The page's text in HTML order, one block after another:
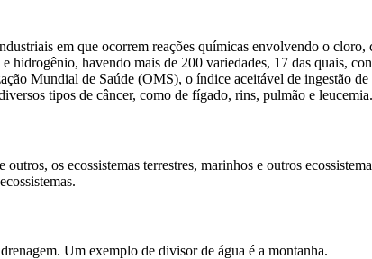
em que ocorrem reações químicas envolvendo o
havendo mais de 200 variedades, 17 das quais,
Mundial de Saúde (OMS), o índice aceitável de ingestão
tipos de câncer, como de fígado, rins, pulmão e leucemia.
os ecossistemas terrestres, marinhos e outros
Um exemplo de divisor de água é a montanha.